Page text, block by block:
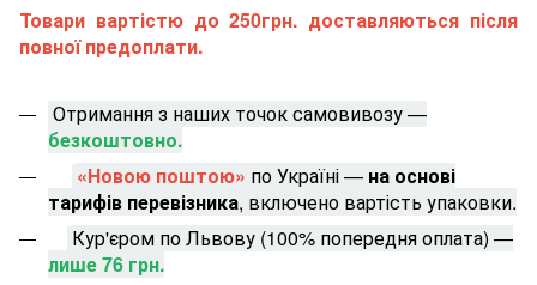
Товари вартістю до 250грн. доставляються після
повної предоплати.
Отримання з наших точок самовивозу —
безкоштовно.
«Новою поштою» по Україні — на основі
тарифів перевізника, включено вартість упаковки.
Кур'єром по Львову (100% попередня оплата) —
лише 76 грн.